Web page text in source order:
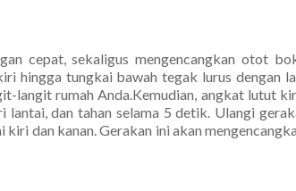
cepat, sekaligus mengencangkan otot
hingga tungkai bawah tegak lurus dengan
langit rumah Anda.Kemudian, angkat lutut
dan tahan selama 5 detik. Ulangi
dan kanan. Gerakan ini akan